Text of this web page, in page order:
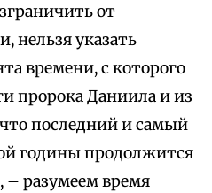
от
нельзя указать
времени, с которого
пророка Даниила и из
последний и самый
годины продолжится
– разумеем время